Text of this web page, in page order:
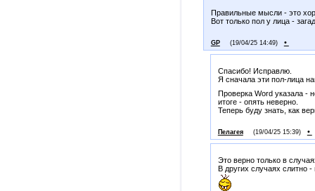
Правильные мысли - это
Вот только пол у лица -
GP (19/04/25 14:49) •
Спасибо! Исправлю.
Я сначала эти пол-лица
Проверка Word указала -
итоге - опять неверно.
Теперь буду знать, как
Пелагея (19/04/25 15:39) •
Это верно только в
В других случаях слитно